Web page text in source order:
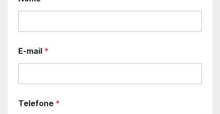
E-mail *
Telefone *